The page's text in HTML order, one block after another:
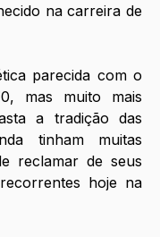
na carreira de
mas muito mais
a tradição das
tinham muitas
reclamar de seus
hoje na